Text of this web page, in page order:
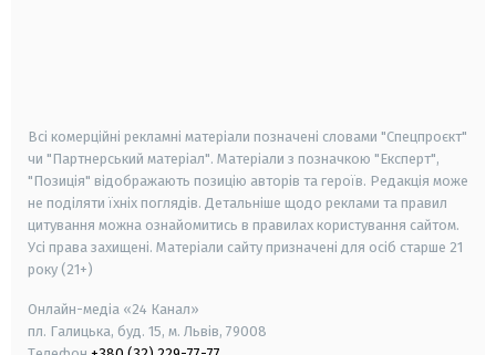
Всі комерційні рекламні матеріали позначені словами "Спецпроєкт"
чи "Партнерський матеріал". Матеріали з позначкою "Експерт",
"Позиція" відображають позицію авторів та героїв. Редакція може
не поділяти їхніх поглядів. Детальніше щодо реклами та правил
цитування можна ознайомитись в правилах користування сайтом.
Усі права захищені. Матеріали сайту призначені для осіб старше 21
року (21+)
Онлайн-медіа «24 Канал»
пл. Галицька, буд. 15, м. Львів, 79008